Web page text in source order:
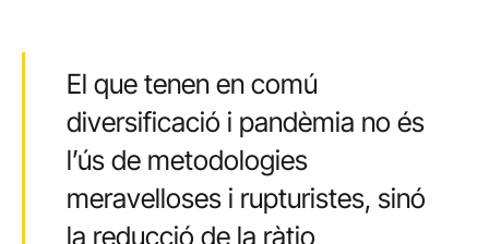
El que tenen en comú
diversificació i pandèmia no és
l’ús de metodologies
meravelloses i rupturistes, sinó
la reducció de la ràtio